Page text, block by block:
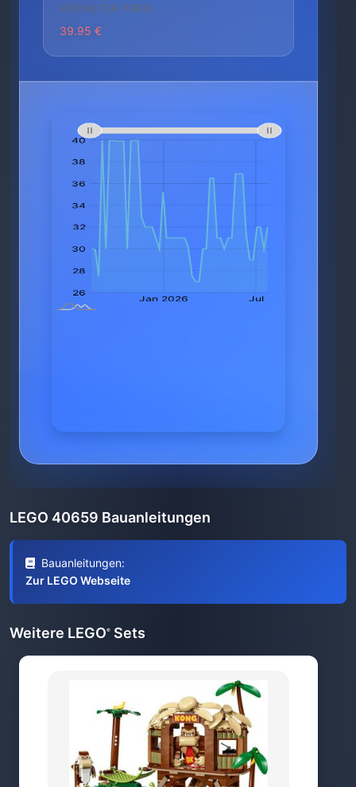
HÖCHSTER PREIS
39.95 €
LEGO 40659 Bauanleitungen
Bauanleitungen:
Zur LEGO Webseite
Weitere LEGO® Sets